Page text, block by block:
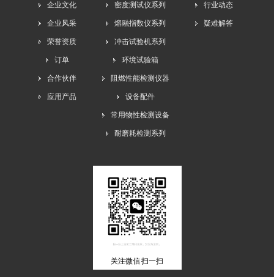
企业文化
企业风采
荣誉资质
订单
合作伙伴
应用产品
密度测试仪系列
熔融指数仪系列
冲击试验机系列
环境试验箱
阻燃性能检测仪器
设备配件
常用物性检测设备
耐磨耗检测系列
行业动态
疑难解答
关注微信 扫一扫